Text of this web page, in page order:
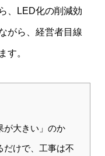
、LED化の削減効
がら、経営者目線
す。
が大きい」のか
だけで、工事は不